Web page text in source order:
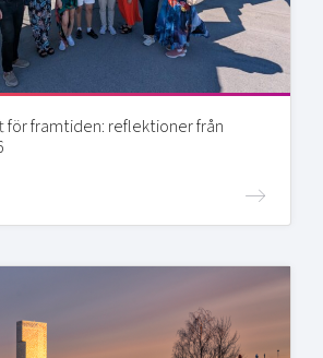
för framtiden: reflektioner från